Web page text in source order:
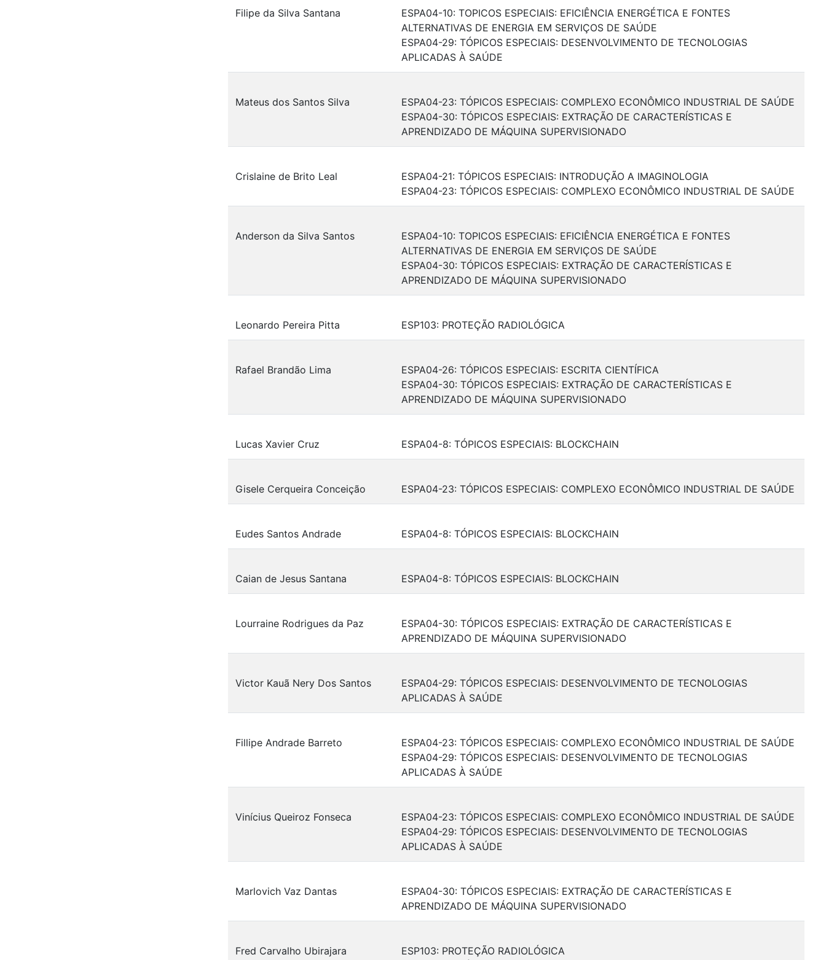
Filipe da Silva Santana
ESPA04-10: TOPICOS ESPECIAIS: EFICIÊNCIA ENERGÉTICA E FONTES
ALTERNATIVAS DE ENERGIA EM SERVIÇOS DE SAÚDE
ESPA04-29: TÓPICOS ESPECIAIS: DESENVOLVIMENTO DE TECNOLOGIAS
APLICADAS À SAÚDE
Mateus dos Santos Silva
ESPA04-23: TÓPICOS ESPECIAIS: COMPLEXO ECONÔMICO INDUSTRIAL DE SAÚDE
ESPA04-30: TÓPICOS ESPECIAIS: EXTRAÇÃO DE CARACTERÍSTICAS E
APRENDIZADO DE MÁQUINA SUPERVISIONADO
Crislaine de Brito Leal
ESPA04-21: TÓPICOS ESPECIAIS: INTRODUÇÃO A IMAGINOLOGIA
ESPA04-23: TÓPICOS ESPECIAIS: COMPLEXO ECONÔMICO INDUSTRIAL DE SAÚDE
Anderson da Silva Santos
ESPA04-10: TOPICOS ESPECIAIS: EFICIÊNCIA ENERGÉTICA E FONTES
ALTERNATIVAS DE ENERGIA EM SERVIÇOS DE SAÚDE
ESPA04-30: TÓPICOS ESPECIAIS: EXTRAÇÃO DE CARACTERÍSTICAS E
APRENDIZADO DE MÁQUINA SUPERVISIONADO
Leonardo Pereira Pitta ESP103: PROTEÇÃO RADIOLÓGICA
Rafael Brandão Lima
ESPA04-26: TÓPICOS ESPECIAIS: ESCRITA CIENTÍFICA
ESPA04-30: TÓPICOS ESPECIAIS: EXTRAÇÃO DE CARACTERÍSTICAS E
APRENDIZADO DE MÁQUINA SUPERVISIONADO
Lucas Xavier Cruz ESPA04-8: TÓPICOS ESPECIAIS: BLOCKCHAIN
Gisele Cerqueira Conceição ESPA04-23: TÓPICOS ESPECIAIS: COMPLEXO ECONÔMICO INDUSTRIAL DE SAÚDE
Eudes Santos Andrade ESPA04-8: TÓPICOS ESPECIAIS: BLOCKCHAIN
Caian de Jesus Santana ESPA04-8: TÓPICOS ESPECIAIS: BLOCKCHAIN
Lourraine Rodrigues da Paz
ESPA04-30: TÓPICOS ESPECIAIS: EXTRAÇÃO DE CARACTERÍSTICAS E
APRENDIZADO DE MÁQUINA SUPERVISIONADO
Victor Kauã Nery Dos Santos
ESPA04-29: TÓPICOS ESPECIAIS: DESENVOLVIMENTO DE TECNOLOGIAS
APLICADAS À SAÚDE
Fillipe Andrade Barreto
ESPA04-23: TÓPICOS ESPECIAIS: COMPLEXO ECONÔMICO INDUSTRIAL DE SAÚDE
ESPA04-29: TÓPICOS ESPECIAIS: DESENVOLVIMENTO DE TECNOLOGIAS
APLICADAS À SAÚDE
Vinícius Queiroz Fonseca
ESPA04-23: TÓPICOS ESPECIAIS: COMPLEXO ECONÔMICO INDUSTRIAL DE SAÚDE
ESPA04-29: TÓPICOS ESPECIAIS: DESENVOLVIMENTO DE TECNOLOGIAS
APLICADAS À SAÚDE
Marlovich Vaz Dantas
ESPA04-30: TÓPICOS ESPECIAIS: EXTRAÇÃO DE CARACTERÍSTICAS E
APRENDIZADO DE MÁQUINA SUPERVISIONADO
Fred Carvalho Ubirajara
ESP103: PROTEÇÃO RADIOLÓGICA